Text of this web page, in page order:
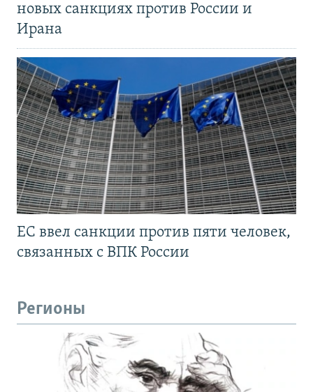
новых санкциях против России и
Ирана
ЕС ввел санкции против пяти человек,
связанных с ВПК России
Регионы